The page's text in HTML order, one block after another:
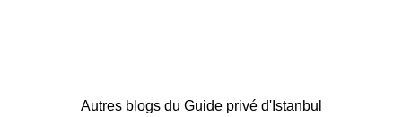
Autres blogs du Guide privé d'Istanbul